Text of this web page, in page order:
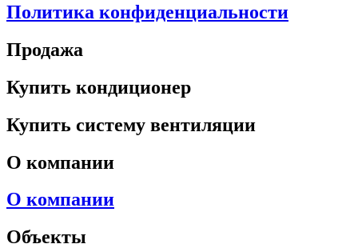
Политика конфиденциальности
Продажа
Купить кондиционер
Купить систему вентиляции
О компании
О компании
Объекты